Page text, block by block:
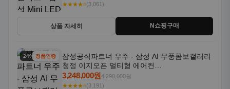
★★★★⭐(3,061)
상품 자세히 N쇼핑구매
24% 할인정품인증
삼성공식파트너 우주 - 삼성 AI 무풍콤보갤러리
청정 이지오픈 멀티형 에어컨
AF80F17D22WRS 기본설치포함
3,248,000원4,290,000원
★★★★⭐(3,191)